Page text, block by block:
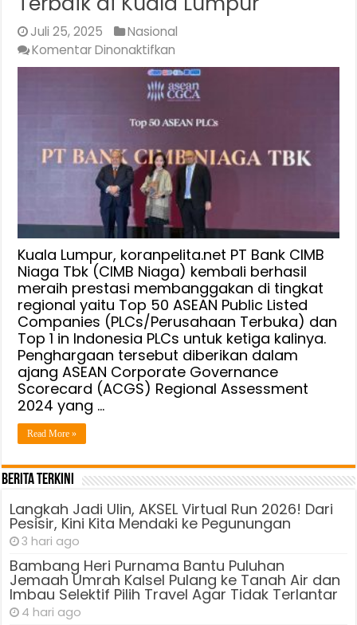
Juli 25, 2025
Nasional
Komentar Dinonaktifkan
CIMB
Niaga
Kembali
Raih
Top
50
Perusahaan
Terbuka
ASEAN
Terbaik
di
Kuala
Lumpur
Kuala Lumpur, koranpelita.net PT Bank CIMB
Niaga Tbk (CIMB Niaga) kembali berhasil
meraih prestasi membanggakan di tingkat
regional yaitu Top 50 ASEAN Public Listed
Companies (PLCs/Perusahaan Terbuka) dan
Top 1 in Indonesia PLCs untuk ketiga kalinya.
Penghargaan tersebut diberikan dalam
ajang ASEAN Corporate Governance
Scorecard (ACGS) Regional Assessment
2024 yang …
Read More »
Berita Terkini
Langkah Jadi Ulin, AKSEL Virtual Run 2026! Dari
Pesisir, Kini Kita Mendaki ke Pegunungan
3 hari ago
Bambang Heri Purnama Bantu Puluhan
Jemaah Umrah Kalsel Pulang ke Tanah Air dan
Imbau Selektif Pilih Travel Agar Tidak Terlantar
4 hari ago